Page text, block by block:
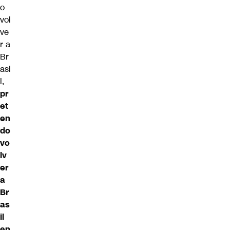
o
vol
ve
r a
Br
asi
l,
pr
et
en
do
vo
lv
er
a
Br
as
il